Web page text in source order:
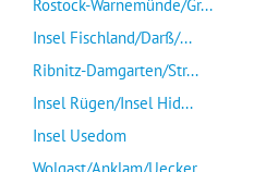
Rostock-Warnemünde/Gr...
Insel Fischland/Darß/...
Ribnitz-Damgarten/Str...
Insel Rügen/Insel Hid...
Insel Usedom